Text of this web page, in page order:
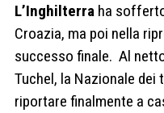
L’Inghilterra ha
Croazia, ma poi nella
successo finale. Al
Tuchel, la Nazionale dei
riportare finalmente a